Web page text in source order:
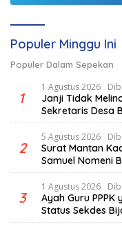
Populer Minggu Ini
Populer Dalam Sepekan
1
1 Agustus 2026
Janji Tidak
Sekretaris Desa
penjelasan Ketua
2
5 Agustus 2026
Surat Mantan
Samuel Nomeni
Beredar
3
1 Agustus 2026
Ayah Guru
Status Sekdes